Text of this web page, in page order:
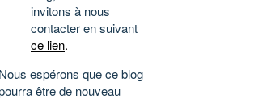
invitons à nous
contacter en suivant
ce lien.
Nous espérons que ce blog
être de nouveau